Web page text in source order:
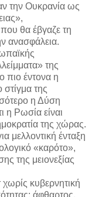
την Ουκρανία ως
θα έβγαζε τη
ανασφάλεια.
της
πιο έντονα η
της
η Δύση
η Ρωσία είναι
της χώρας.
μελλοντική ένταξη
«καρότο»,
της μειονεξίας
κυβερνητική
άφθαρτος,